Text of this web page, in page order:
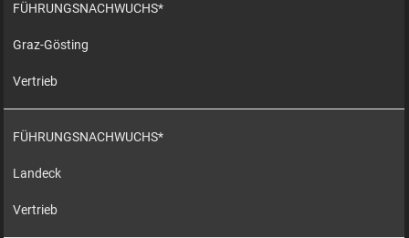
FÜHRUNGSNACHWUCHS*
Graz-Gösting
Vertrieb
FÜHRUNGSNACHWUCHS*
Landeck
Vertrieb